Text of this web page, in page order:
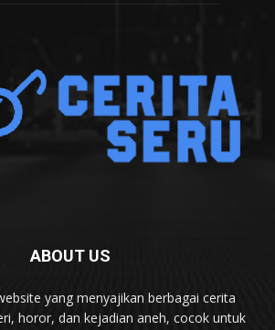
ABOUT US
yang menyajikan berbagai cerita
horor, dan kejadian aneh, cocok untuk